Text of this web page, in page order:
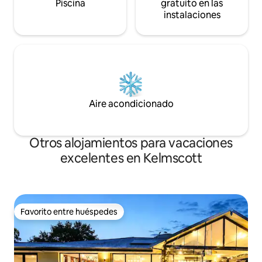
Piscina
gratuito en las
instalaciones
Aire acondicionado
Otros alojamientos para vacaciones
excelentes en Kelmscott
Favorito entre huéspedes
Favorito entre huéspedes